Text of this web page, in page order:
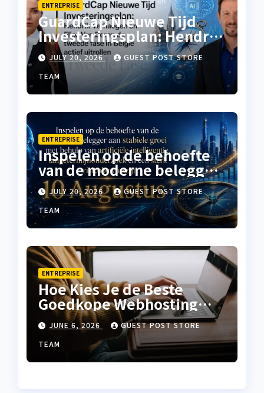
ENTREPRISE
GuardCap Nieuwe Tijd
Investeringsplan: Hendrik
Verhaegen en Elise Van
Doren de tweede fase in
België actief uitrollen
JULY 20, 2026
GUEST POST STORE
TEAM
ENTREPRISE
Inspelen op de behoefte
van de moderne belegger
aan stabiele groei met
behulp van artificiële
intelligentie,
langetermijnonderzoek
en een sterk
risicobewustzijn
JULY 20, 2026
GUEST POST STORE
TEAM
ENTREPRISE
Hoe Kies Je de Beste
Goedkope Webhosting
voor Jouw Website?
JUNE 6, 2026
GUEST POST STORE
TEAM